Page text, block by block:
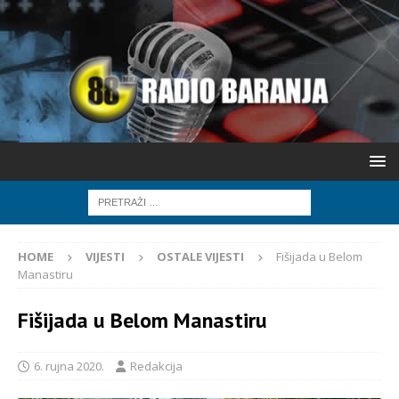
HOME VIJESTI OSTALE VIJESTI
Fišijada u Belom
Manastiru
Fišijada u Belom Manastiru
6. rujna 2020. Redakcija